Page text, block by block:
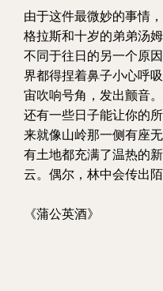
由于这件最微妙的事情
格拉斯和十岁的弟弟汤
不同于往日的另一个原
界都得捏着鼻子小心呼
宙吹响号角，发出颤音
还有一些日子能让你的
来就像山岭那一侧有座
有土地都充满了温热的
云。偶尔，林中会传出
《蒲公英酒》